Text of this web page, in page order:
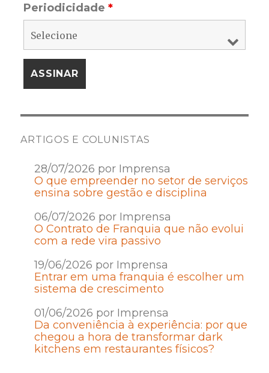
Periodicidade*
ARTIGOS E COLUNISTAS
28/07/2026 por Imprensa
O que empreender no setor de serviços
ensina sobre gestão e disciplina
06/07/2026 por Imprensa
O Contrato de Franquia que não evolui
com a rede vira passivo
19/06/2026 por Imprensa
Entrar em uma franquia é escolher um
sistema de crescimento
01/06/2026 por Imprensa
Da conveniência à experiência: por que
chegou a hora de transformar dark
kitchens em restaurantes físicos?